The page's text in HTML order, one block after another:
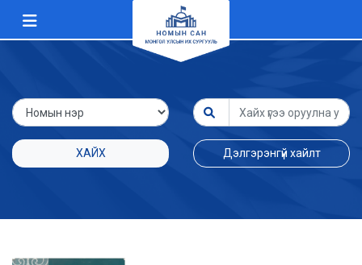
ХАЙХ Дэлгэрэнгүй хайлт